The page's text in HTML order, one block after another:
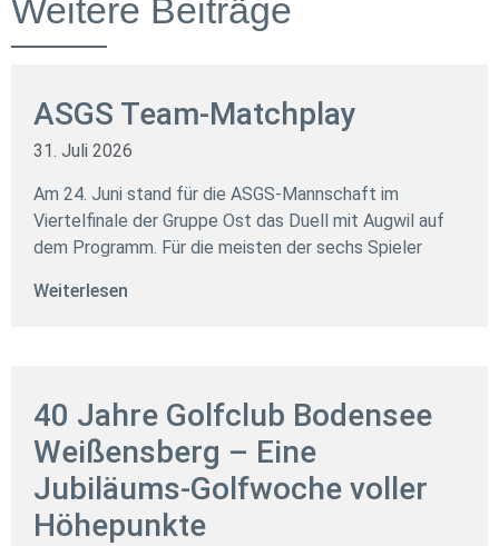
Weitere Beiträge
ASGS Team-Matchplay
31. Juli 2026
Am 24. Juni stand für die ASGS-Mannschaft im
Viertelfinale der Gruppe Ost das Duell mit Augwil auf
dem Programm. Für die meisten der sechs Spieler
Weiterlesen
40 Jahre Golfclub Bodensee
Weißensberg – Eine
Jubiläums-Golfwoche voller
Höhepunkte